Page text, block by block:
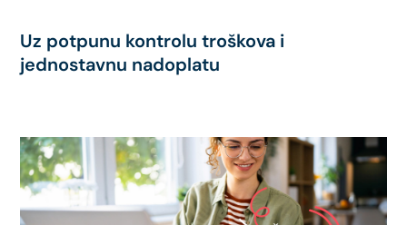
Uz potpunu kontrolu troškova i
jednostavnu nadoplatu